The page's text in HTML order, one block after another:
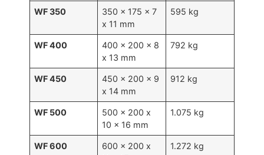
WF 350
350 x 175 x 7
x 11 mm
595 kg
WF 400
400 x 200 x 8
x 13 mm
792 kg
WF 450
450 x 200 x 9
x 14 mm
912 kg
WF 500
500 x 200 x
10 x 16 mm
1.075 kg
WF 600
600 x 200 x
1.272 kg